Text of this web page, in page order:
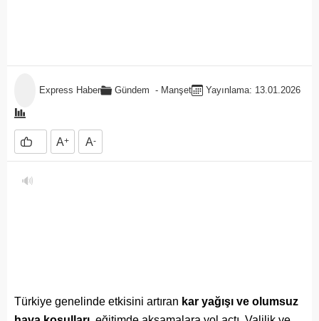
Express Haber Gündem - Manşet Yayınlama: 13.01.2026
A+ A-
🔊
Türkiye genelinde etkisini artıran kar yağışı ve olumsuz